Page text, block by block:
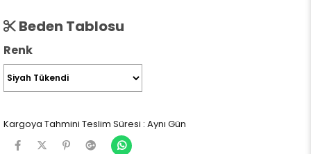
Beden Tablosu
Renk
Kargoya Tahmini Teslim Süresi : Aynı Gün